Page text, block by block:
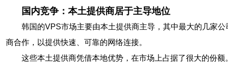
国内竞争：本土提供商居于主导地位
韩国的VPS市场主要由本土提供商主导，其中最大的几家公
商合作，以提供快速、可靠的网络连接。
这些本土提供商凭借本地优势，在市场上占据了很大的份